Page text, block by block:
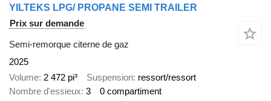
YILTEKS LPG/ PROPANE SEMI TRAILER
Prix sur demande
Semi-remorque citerne de gaz
2025
Volume 2 472 pi³ Suspension ressort/ressort
Nombre d'essieux 3 0 compartiment